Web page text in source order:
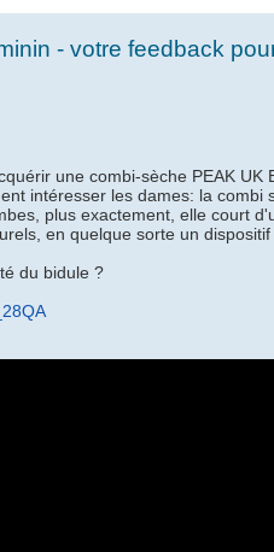
- votre feedback
une combi-sèche PEAK UK
intéresser les dames: la combi
plus exactement, elle court
en quelque sorte un
du bidule ?